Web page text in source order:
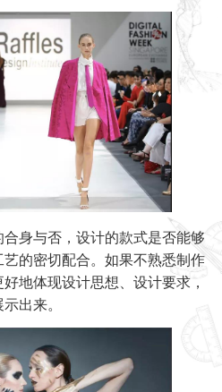
合身与否，设计的款式是否能够
的密切配合。如果不熟悉制作
地体现设计思想、设计要求，
出来。